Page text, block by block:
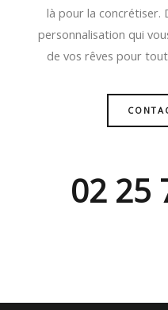
là pour la concrétiser.
personnalisation qui
de vos rêves pour
02 25